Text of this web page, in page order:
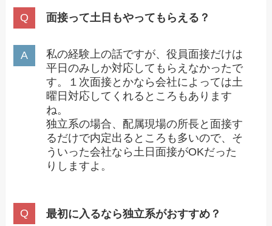
面接って土日もやってもらえる？
私の経験上の話ですが、役員面接だけは
平日のみしか対応してもらえなかったで
す。１次面接とかなら会社によっては土
曜日対応してくれるところもあります
ね。
独立系の場合、配属現場の所長と面接す
るだけで内定出るところも多いので、そ
ういった会社なら土日面接がOKだった
りしますよ。
最初に入るなら独立系がおすすめ？